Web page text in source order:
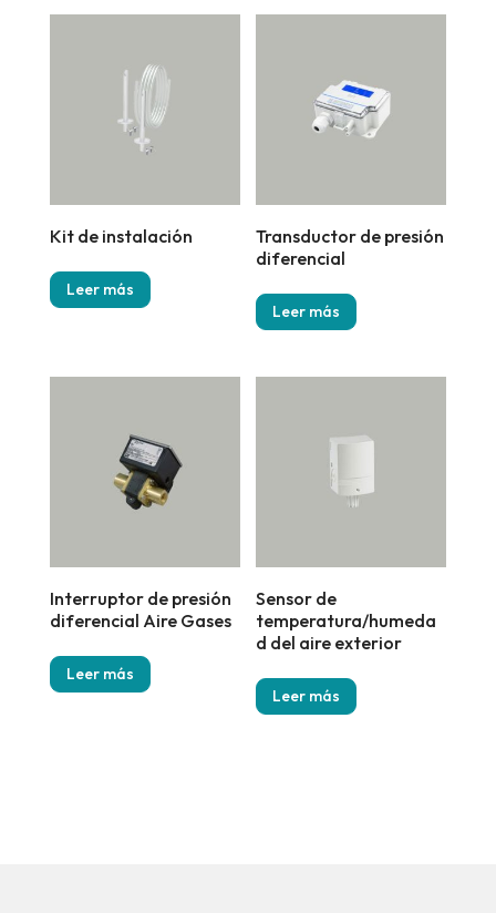
Kit de instalación
Leer más
Transductor de presión
diferencial
Leer más
Interruptor de presión
diferencial Aire Gases
Leer más
Sensor de
temperatura/humeda
d del aire exterior
Leer más